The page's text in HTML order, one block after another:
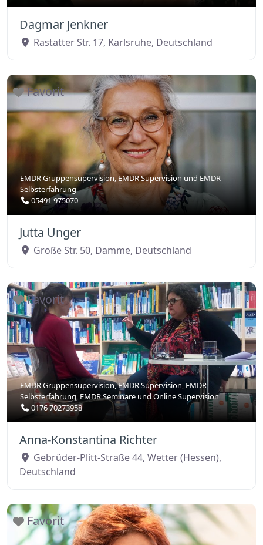
Dagmar Jenkner
Rastatter Str. 17, Karlsruhe, Deutschland
Favorit
EMDR Gruppensupervision, EMDR Supervision und EMDR
Selbsterfahrung
05491 975070
Jutta Unger
Große Str. 50, Damme, Deutschland
Favorit
EMDR Gruppensupervision,EMDR Supervision, EMDR
Selbsterfahrung, EMDR Seminare undOnline Supervision
0176 70273958
Anna-Konstantina Richter
Gebrüder-Plitt-Straße 44, Wetter (Hessen),
Deutschland
Favorit